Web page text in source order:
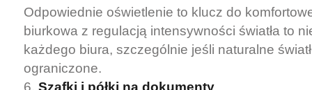
Odpowiednie oświetlenie to klucz do
biurkowa z regulacją intensywności światła to
każdego biura, szczególnie jeśli naturalne
ograniczone.
Szafki i półki na dokumenty